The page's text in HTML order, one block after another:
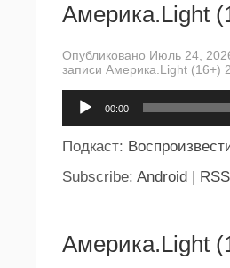
Америка.Light
Опубликовано Июль 24,
записи Америка.Light (16+)
00:00
Подкаст:
Subscribe: Android | RSS
Америка.Light